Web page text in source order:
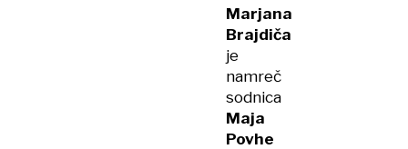
Marjana
Brajdiča
je
namreč
sodnica
Maja
Povhe